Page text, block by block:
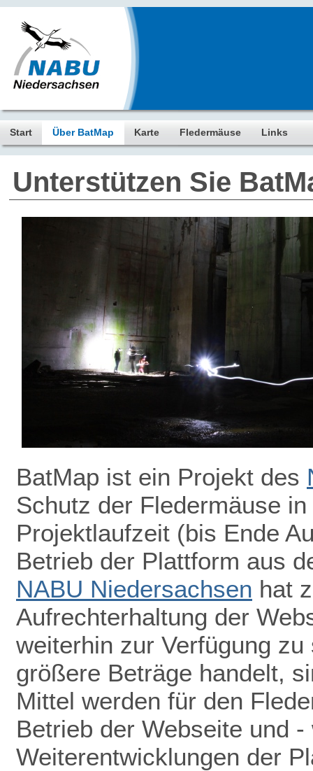
Start Über BatMap Karte Fledermäuse Links
Unterstützen Sie
BatMap ist ein Projekt des
Schutz der Fledermäuse
Projektlaufzeit (bis Ende
Betrieb der Plattform aus
NABU Niedersachsen hat
Aufrechterhaltung der
weiterhin zur Verfügung
größere Beträge handelt,
Mittel werden für den
Betrieb der Webseite und
Weiterentwicklungen der